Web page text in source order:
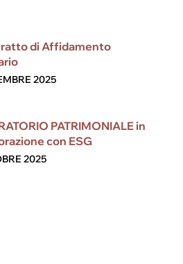
di Affidamento
2025
PATRIMONIALE in
con ESG
2025